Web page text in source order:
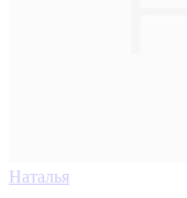
Наталья